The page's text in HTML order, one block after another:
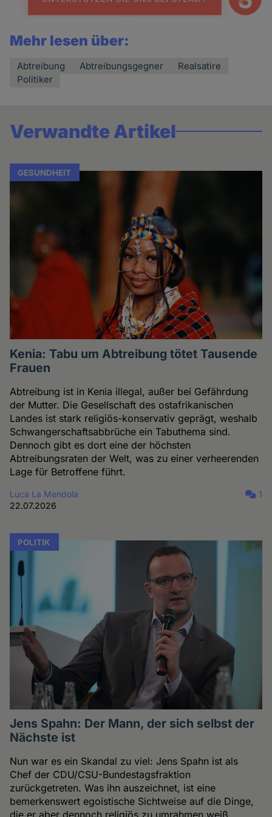
Mehr lesen über:
Abtreibung Abtreibungsgegner
Realsatire
Politiker
Verwandte Artikel
GESUNDHEIT
Kenia: Tabu um Abtreibung tötet Tausende
Frauen
Abtreibung ist in Kenia illegal, außer bei Gefährdung
der Mutter. Die Gesellschaft des ostafrikanischen
Landes ist stark religiös-konservativ geprägt, weshalb
Schwangerschaftsabbrüche ein Tabuthema sind.
Dennoch gibt es dort eine der höchsten
Abtreibungsraten der Welt, was zu einer verheerenden
Lage für Betroffene führt.
Luca La Mendola
22.07.2026
1
POLITIK
Jens Spahn: Der Mann, der sich selbst der
Nächste ist
Nun war es ein Skandal zu viel: Jens Spahn ist als
Chef der CDU/CSU-Bundestagsfraktion
zurückgetreten. Was ihn auszeichnet, ist eine
bemerkenswert egoistische Sichtweise auf die Dinge,